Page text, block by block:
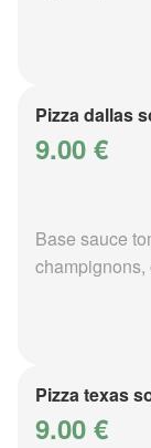
Pizza dallas
9.00 €
Base sauce
Pizza texas
9.00 €